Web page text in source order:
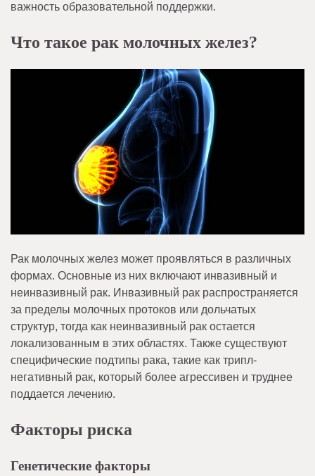
важность образовательной поддержки.
Что такое рак молочных желез?
Рак молочных желез может проявляться в различных
формах. Основные из них включают инвазивный и
неинвазивный рак. Инвазивный рак распространяется
за пределы молочных протоков или дольчатых
структур, тогда как неинвазивный рак остается
локализованным в этих областях. Также существуют
специфические подтипы рака, такие как трипл-
негативный рак, который более агрессивен и труднее
поддается лечению.
Факторы риска
Генетические факторы